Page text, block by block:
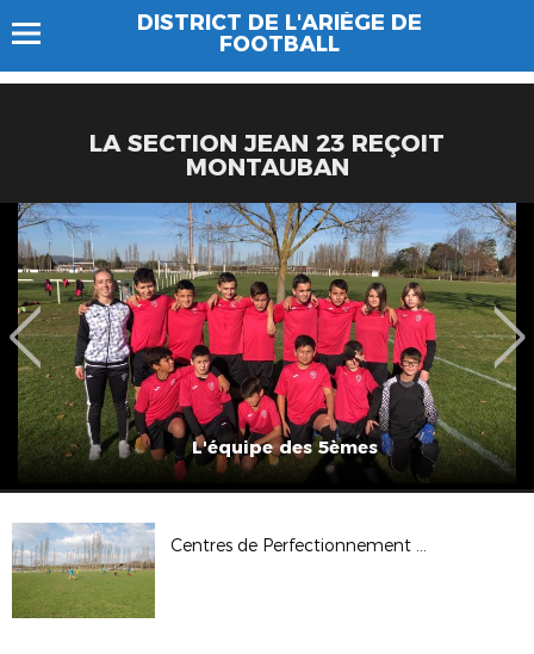
DISTRICT DE L'ARIÈGE DE
FOOTBALL
LA SECTION JEAN 23 REÇOIT
MONTAUBAN
L'équipe des 5èmes
Centres de Perfectionnement U13G 2017-2018